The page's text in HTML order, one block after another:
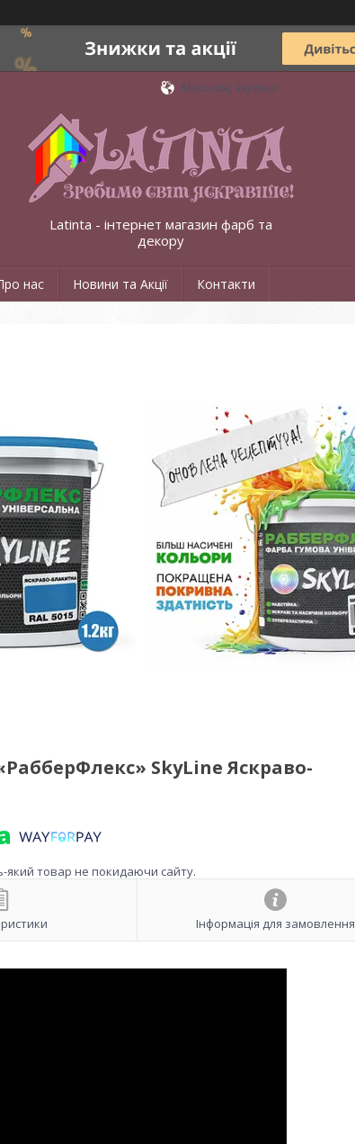
Миколаїв, Україна
Latinta - інтернет магазин фарб та
декору
нас Новини та Акції Контакти
SkyLine Яскраво-
який товар не покидаючи сайту.
Інформація для замовлення